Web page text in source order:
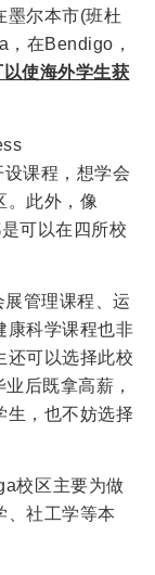
墨尔本市(班杜
在Bendigo，
以使海外学生获
课程，想学会
。此外，像
可以在四所校
管理课程、运
康科学课程也非
还可以选择此校
后既拿高薪，
生，也不妨选择
校区主要为做
、社工学等本